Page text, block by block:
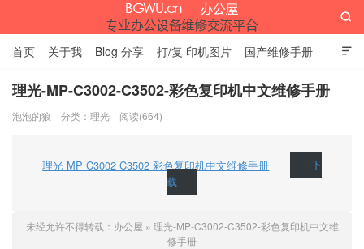

首页 关于我 Blog 分享 打/复 印机图片 国产维修手册
外资维修手册 伊萨网址大全 办公设备网页名片 留言板

理光-MP-C3002-C3502-彩色复印机中文维修手册
泡泡的狼 分类： 理光 阅读(664)
理光 MP C3002 C3502 彩色复印机中文维修手册
下
载
未经允许不得转载： 办公屋 » 理光-MP-C3002-C3502-彩色复印机中文维
修手册